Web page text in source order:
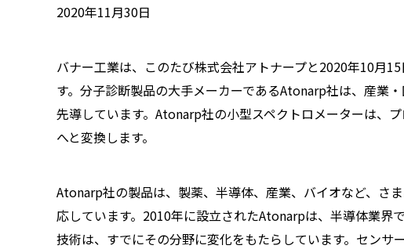
2020年11月30日
バナー工業は、このたび株式会社アトナープと2020年10月
す。分子診断製品の大手メーカーであるAtonarp社は、産業
先導しています。Atonarp社の小型スペクトロメーターは、
へと変換します。
Atonarp社の製品は、製薬、半導体、産業、バイオなど、さ
応しています。2010年に設立されたAtonarpは、半導体業界
技術は、すでにその分野に変化をもたらしています。セン